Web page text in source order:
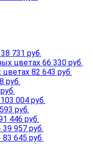
731 руб.
цветах 66 330 руб.
82 643 руб.
руб.
004 руб.
руб.
446 руб.
957 руб.
645 руб.